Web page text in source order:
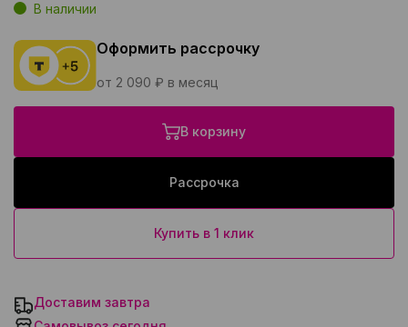
В наличии
Оформить рассрочку
от 2 090 ₽ в месяц
В корзину
Рассрочка
Купить в 1 клик
Доставим завтра